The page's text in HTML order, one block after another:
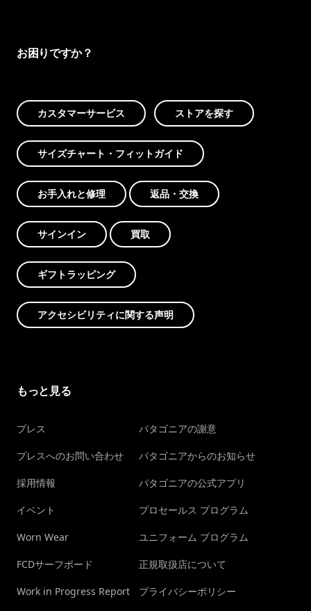
お困りですか？
カスタマーサービス ストアを探す
サイズチャート・フィットガイド
お手入れと修理 返品・交換
サインイン 買取
ギフトラッピング
アクセシビリティに関する声明
もっと見る
プレス
プレスへのお問い合わせ
採用情報
イベント
Worn Wear
FCDサーフボード
Work in Progress Report
パタゴニアの謝意
パタゴニアからのお知らせ
パタゴニアの公式アプリ
プロセールス プログラム
ユニフォーム プログラム
正規取扱店について
プライバシーポリシー